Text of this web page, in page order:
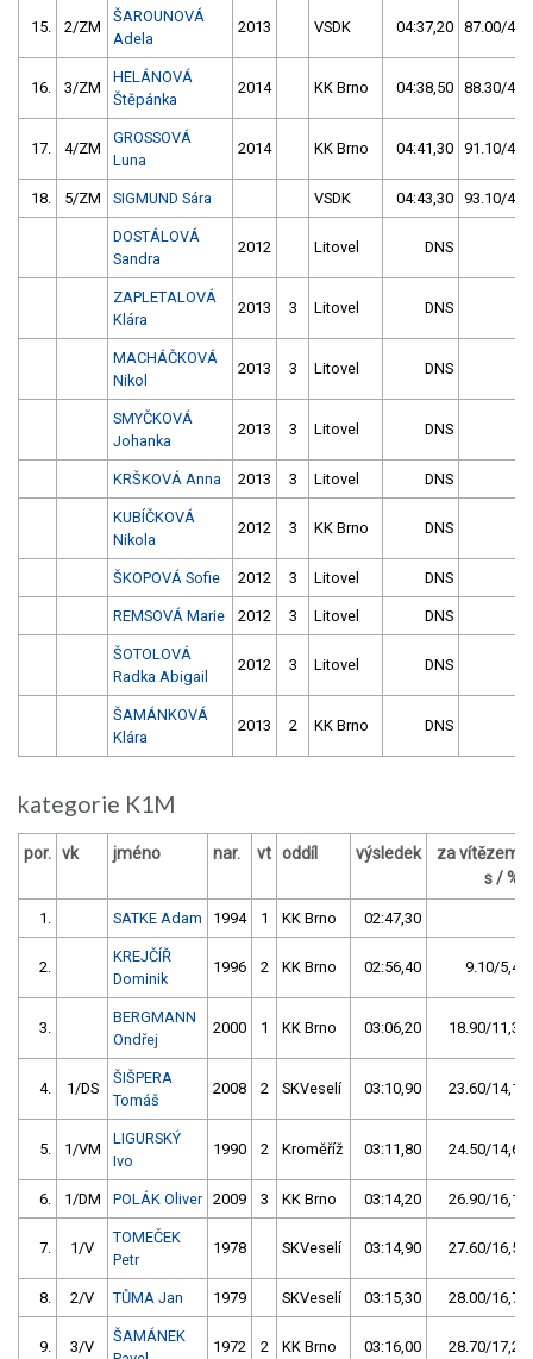
15. 2/ZM
ŠAROUNOVÁ
Adela
2013 VSDK 04:37,20 87.00/
16. 3/ZM
HELÁNOVÁ
Štěpánka
2014 KK Brno 04:38,50 88.30/
17. 4/ZM
GROSSOVÁ
Luna
2014 KK Brno 04:41,30 91.10/
18. 5/ZM SIGMUND Sára VSDK 04:43,30 93.10/
DOSTÁLOVÁ
Sandra
2012 Litovel DNS
ZAPLETALOVÁ
Klára
2013 3 Litovel DNS
MACHÁČKOVÁ
Nikol
2013 3 Litovel DNS
SMYČKOVÁ
Johanka
2013 3 Litovel DNS
KRŠKOVÁ Anna 2013 3 Litovel DNS
KUBÍČKOVÁ
Nikola
2012 3 KK Brno DNS
ŠKOPOVÁ Sofie 2012 3 Litovel DNS
REMSOVÁ Marie 2012 3 Litovel DNS
ŠOTOLOVÁ
Radka Abigail
2012 3 Litovel DNS
ŠAMÁNKOVÁ
Klára
2013 2 KK Brno DNS
kategorie K1M
por. vk jméno nar. vt oddíl výsledek
za vítězem
s / %
1. SATKE Adam 1994 1 KK Brno 02:47,30
2.
KREJČÍŘ
Dominik
1996 2 KK Brno 02:56,40 9.10/5,4
3.
BERGMANN
Ondřej
2000 1 KK Brno 03:06,20 18.90/11,3
4. 1/DS
ŠIŠPERA
Tomáš
2008 2 SKVeselí 03:10,90 23.60/14,1
5. 1/VM
LIGURSKÝ
Ivo
1990 2 Kroměříž 03:11,80 24.50/14,6
6. 1/DM POLÁK Oliver 2009 3 KK Brno 03:14,20 26.90/16,1
7. 1/V
TOMEČEK
Petr
1978 SKVeselí 03:14,90 27.60/16,5
8. 2/V TŮMA Jan 1979 SKVeselí 03:15,30 28.00/16,7
9. 3/V
ŠAMÁNEK
1972 2 KK Brno 03:16,00 28.70/17,2